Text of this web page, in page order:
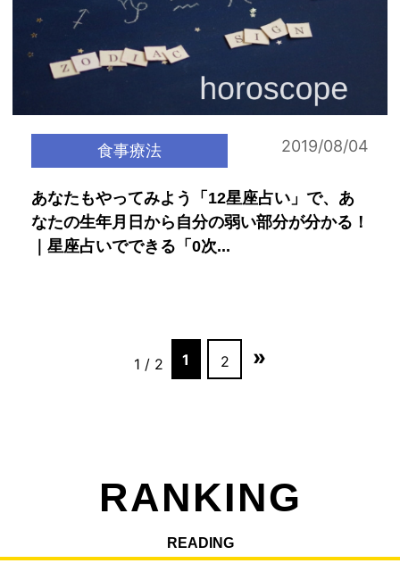
食事療法 2019/08/04
あなたもやってみよう「12星座占い」で、あ
なたの生年月日から自分の弱い部分が分かる！
｜星座占いでできる「0次...
1 / 2 1 2 »
RANKING
READING